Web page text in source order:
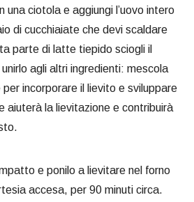
una ciotola e aggiungi l’uovo intero
di cucchiaiate che devi scaldare
parte di latte tiepido sciogli il
agli altri ingredienti: mescola
incorporare il lievito e sviluppare
aiuterà la lievitazione e contribuirà
e ponilo a lievitare nel forno
accesa, per 90 minuti circa.